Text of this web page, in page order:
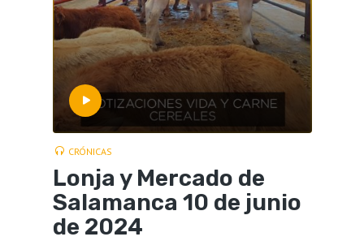
CRÓNICAS
Lonja y Mercado de
Salamanca 10 de junio
de 2024